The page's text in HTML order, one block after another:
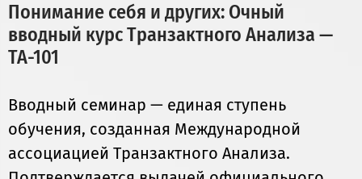
Понимание себя и других: Очный
вводный курс Транзактного Анализа —
ТА-101
Вводный семинар — единая ступень
обучения, созданная Международной
ассоциацией Транзактного Анализа.